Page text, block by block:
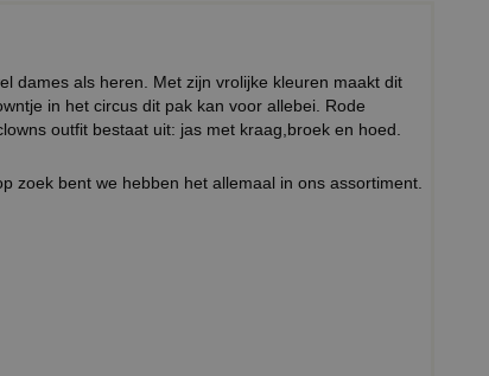
dames als heren. Met zijn vrolijke kleuren maakt dit
in het circus dit pak kan voor allebei. Rode
outfit bestaat uit: jas met kraag,broek en hoed.
zoek bent we hebben het allemaal in ons assortiment.